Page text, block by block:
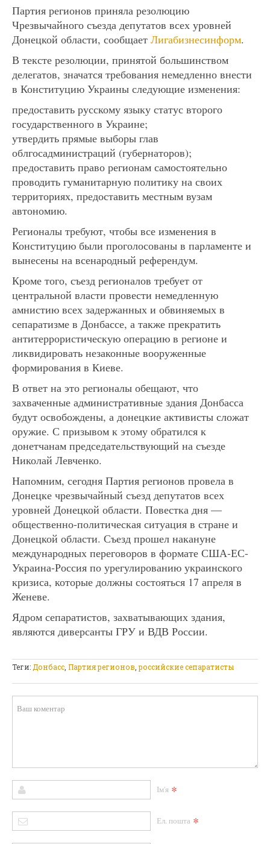
Партия регионов приняла резолюцию
Чрезвычайного съезда депутатов всех уровней
Донецкой области, сообщает Лигабизнесинформ.
В тексте резолюции, принятой большинством
делегатов, значатся требования немедленно внести
в Конституцию Украины следующие изменения:
предоставить русскому языку статус второго
государственного в Украине;
утвердить прямые выборы глав
облгосадминистраций (губернаторов);
предоставить право регионам самостоятельно
проводить гуманитарную политику на своих
территориях, предоставить местным вузам
автономию.
Регионалы требуют, чтобы все изменения в
Конституцию были проголосованы в парламенте и
вынесены на всенародный референдум.
Кроме того, съезд регионалов требует от
центральной власти провести немедленную
амнистию всех задержанных и обвиняемых в
сепаратизме в Донбассе, а также прекратить
антитеррористическую операцию в регионе и
ликвидировать незаконные вооруженные
формирования в Киеве.
В ответ на это регионалы обещают, что
захваченные административные здания Донбасса
будут освобождены, а донецкие активисты сложат
оружие. С призывом к этому обратился к
донетчанам председательствующий на съезде
Николай Левченко.
Напомним, сегодня Партия регионов провела в
Донецке чрезвычайный съезд депутатов всех
уровней Донецкой области. Повестка дня —
общественно-политическая ситуация в стране и
Донецкой области. Съезд прошел накануне
международных переговоров в формате США-ЕС-
Украина-Россия по урегулированию украинского
кризиса, которые должны состояться 17 апреля в
Женеве.
Ядром сепаратистов, захватывающих здания,
являются диверсанты ГРУ и ВДВ России.
Теги: Донбасс Партия регионов ,российские сепаратисты
Ім'я *
Ел. пошта *